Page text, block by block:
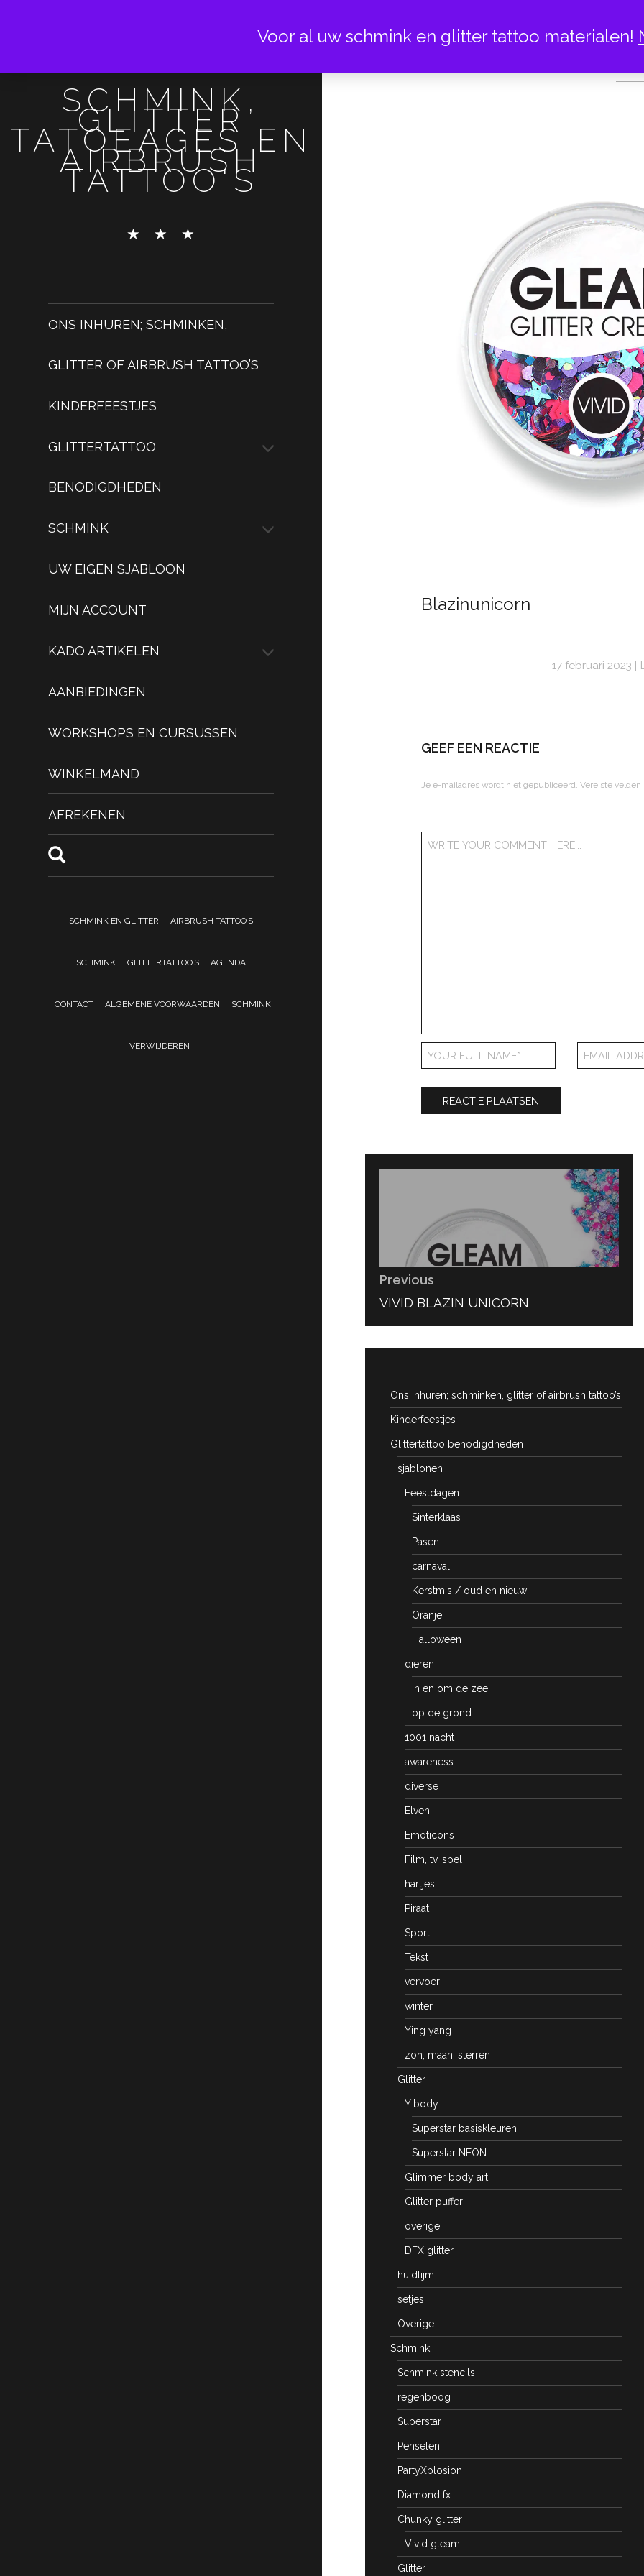
SCHMINK,
GLITTER
TATOEAGES EN
AIRBRUSH
TATTOO'S
ONS INHUREN; SCHMINKEN,
GLITTER OF AIRBRUSH TATTOO’S
KINDERFEESTJES
GLITTERTATTOO
BENODIGDHEDEN
SCHMINK
UW EIGEN SJABLOON
MIJN ACCOUNT
KADO ARTIKELEN
AANBIEDINGEN
WORKSHOPS EN CURSUSSEN
WINKELMAND
AFREKENEN
SCHMINK EN GLITTER AIRBRUSH TATTOO’S
SCHMINK GLITTERTATTOO’S AGENDA
CONTACT ALGEMENE VOORWAARDEN SCHMINK
VERWIJDEREN
Blazinunicorn
17 februari 2023
GEEF EEN REACTIE
Je e-mailadres wordt niet gepubliceerd. Vereiste
Bericht
Previous
PREVIOUS
VIVID BLAZIN UNICORN
Ons inhuren; schminken, glitter of airbrush tattoo’s
Kinderfeestjes
Glittertattoo benodigdheden
sjablonen
Feestdagen
Sinterklaas
Pasen
carnaval
Kerstmis / oud en nieuw
Oranje
Halloween
dieren
In en om de zee
op de grond
1001 nacht
awareness
diverse
Elven
Emoticons
Film, tv, spel
hartjes
Piraat
Sport
Tekst
vervoer
winter
Ying yang
zon, maan, sterren
Glitter
Y body
Superstar basiskleuren
Superstar NEON
Glimmer body art
Glitter puffer
overige
DFX glitter
huidlijm
setjes
Overige
Schmink
Schmink stencils
regenboog
Superstar
Penselen
PartyXplosion
Diamond fx
Chunky glitter
Vivid gleam
Glitter
Voor al uw schmink en glitter tattoo materialen!